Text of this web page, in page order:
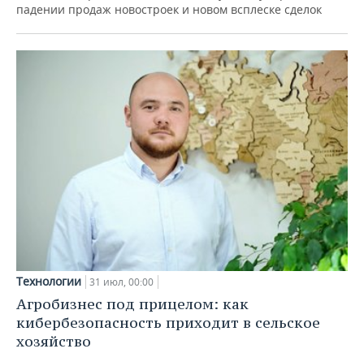
падении продаж новостроек и новом всплеске сделок
Технологии 31 июл, 00:00
Агробизнес под прицелом: как
кибербезопасность приходит в сельское
хозяйство